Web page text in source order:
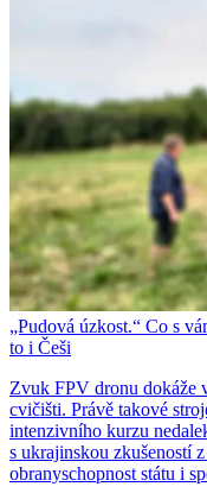
„Pudová úzkost.“ Co s
to i Češi
Zvuk FPV dronu dokáže
cvičišti. Právě takové
intenzivního kurzu
s ukrajinskou zkušeností
obranyschopnost státu i